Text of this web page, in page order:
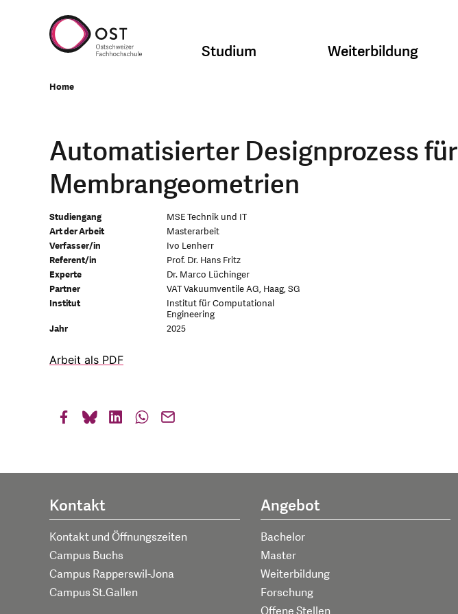
Studium Weiterbildung
Home
Automatisierter Designprozess für
Membrangeometrien
Studiengang
MSE Technik und IT
Art der Arbeit
Masterarbeit
Verfasser/in
Ivo Lenherr
Referent/in
Prof. Dr. Hans Fritz
Experte
Dr. Marco Lüchinger
Partner
VAT Vakuumventile AG, Haag, SG
Institut
Institut für Computational
Engineering
Jahr
2025
Arbeit als PDF
Kontakt
Kontakt und Öffnungszeiten
Campus Buchs
Campus Rapperswil-Jona
Campus St.Gallen
Angebot
Bachelor
Master
Weiterbildung
Forschung
Offene Stellen